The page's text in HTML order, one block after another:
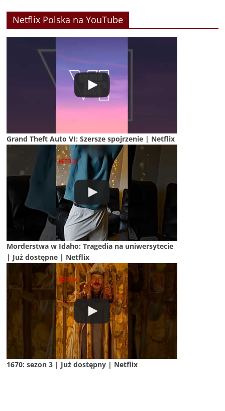
Netflix Polska na YouTube
Grand Theft Auto VI: Szersze spojrzenie | Netflix
Morderstwa w Idaho: Tragedia na uniwersytecie
| Już dostępne | Netflix
1670: sezon 3 | Już dostępny | Netflix